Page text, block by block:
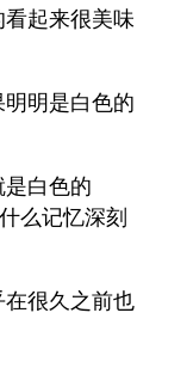
看起来很美味
明明是白色的
是白色的
么记忆深刻
很久之前也